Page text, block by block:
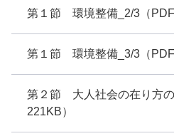
第１節 環境整備_2/3（PDF
第１節 環境整備_3/3（PDF
第２節 大人社会の在り方の
221KB）